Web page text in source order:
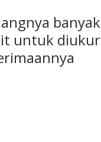
banyak
untuk diukur